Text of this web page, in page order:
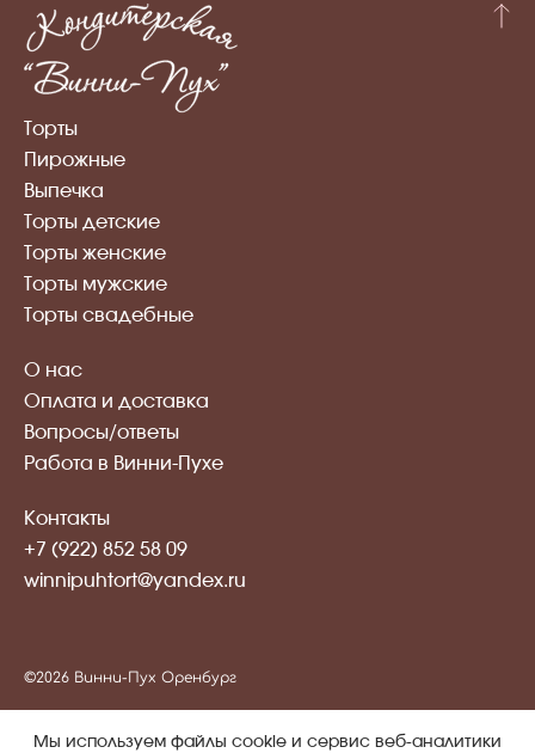
Торты
Пирожные
Выпечка
Торты детские
Торты женские
Торты мужские
Торты свадебные
О нас
Оплата и доставка
Вопросы/ответы
Работа в Винни-Пухе
Контакты
+7 (922) 852 58 09
winnipuhtort@yandex.ru
©2026 Винни-Пух Оренбург
Мы используем файлы cookie и сервис веб-аналитики